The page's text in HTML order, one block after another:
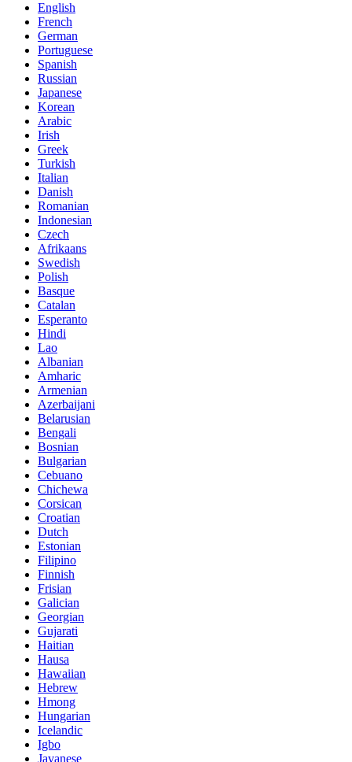
English
French
German
Portuguese
Spanish
Russian
Japanese
Korean
Arabic
Irish
Greek
Turkish
Italian
Danish
Romanian
Indonesian
Czech
Afrikaans
Swedish
Polish
Basque
Catalan
Esperanto
Hindi
Lao
Albanian
Amharic
Armenian
Azerbaijani
Belarusian
Bengali
Bosnian
Bulgarian
Cebuano
Chichewa
Corsican
Croatian
Dutch
Estonian
Filipino
Finnish
Frisian
Galician
Georgian
Gujarati
Haitian
Hausa
Hawaiian
Hebrew
Hmong
Hungarian
Icelandic
Igbo
Javanese